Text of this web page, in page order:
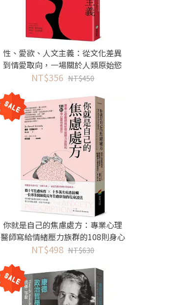
性、愛欲、人文主義：從文化差異
到情愛取向，一場關於人類原始慾
望的哲學思辨
NT$356 NT$450
你就是自己的焦慮處方：專業心理
醫師寫給情緒壓力族群的108則身心
靈自癒指引
NT$498 NT$630